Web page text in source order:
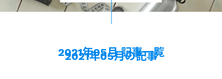
2021年05月 記事一覧
2021年05月の記事